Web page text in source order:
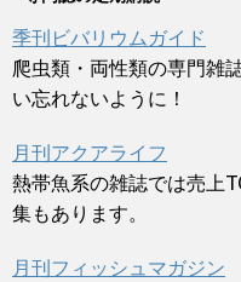
季刊ビバリウムガイド
爬虫類・両性類の専門雑
い忘れないように！
月刊アクアライフ
熱帯魚系の雑誌では売上
集もあります。
月刊フィッシュマガジン